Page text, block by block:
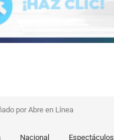
por Abre en Línea
Nacional